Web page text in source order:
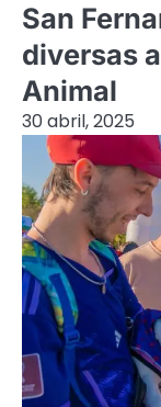
San
diversas
Animal
30 abril, 2025